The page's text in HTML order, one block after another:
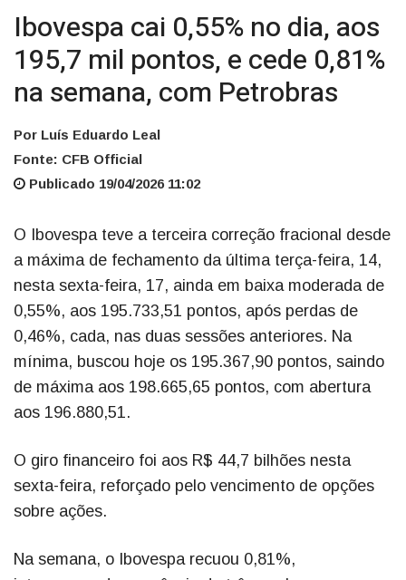
Ibovespa cai 0,55% no dia, aos
195,7 mil pontos, e cede 0,81%
na semana, com Petrobras
Por Luís Eduardo Leal
Fonte: CFB Official
Publicado 19/04/2026 11:02
O Ibovespa teve a terceira correção fracional desde
a máxima de fechamento da última terça-feira, 14,
nesta sexta-feira, 17, ainda em baixa moderada de
0,55%, aos 195.733,51 pontos, após perdas de
0,46%, cada, nas duas sessões anteriores. Na
mínima, buscou hoje os 195.367,90 pontos, saindo
de máxima aos 198.665,65 pontos, com abertura
aos 196.880,51.
O giro financeiro foi aos R$ 44,7 bilhões nesta
sexta-feira, reforçado pelo vencimento de opções
sobre ações.
Na semana, o Ibovespa recuou 0,81%,